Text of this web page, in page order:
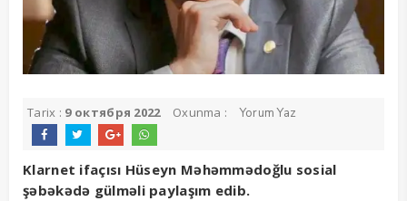
Tarix : 9 октября 2022 Oxunma : Yorum Yaz
Klarnet ifaçısı Hüseyn Məhəmmədoğlu sosial
şəbəkədə gülməli paylaşım edib.